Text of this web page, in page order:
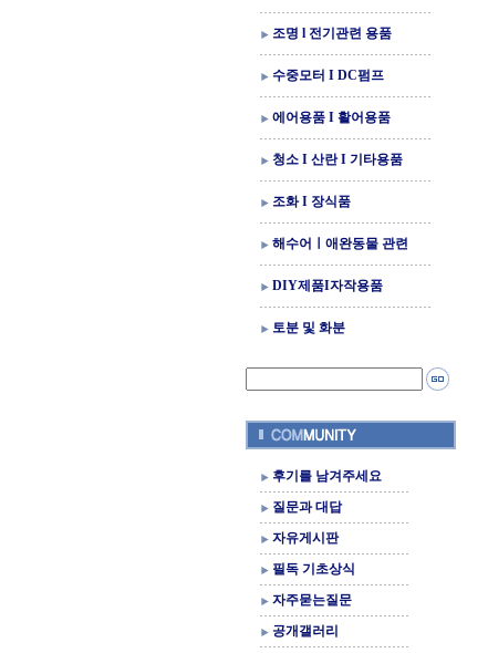
조명 l 전기관련 용품
수중모터 I DC펌프
에어용품 I 활어용품
청소 I 산란 I 기타용품
조화 I 장식품
해수어ㅣ애완동물 관련
DIY제품I자작용품
토분 및 화분
후기를 남겨주세요
질문과 대답
자유게시판
필독 기초상식
자주묻는질문
공개갤러리